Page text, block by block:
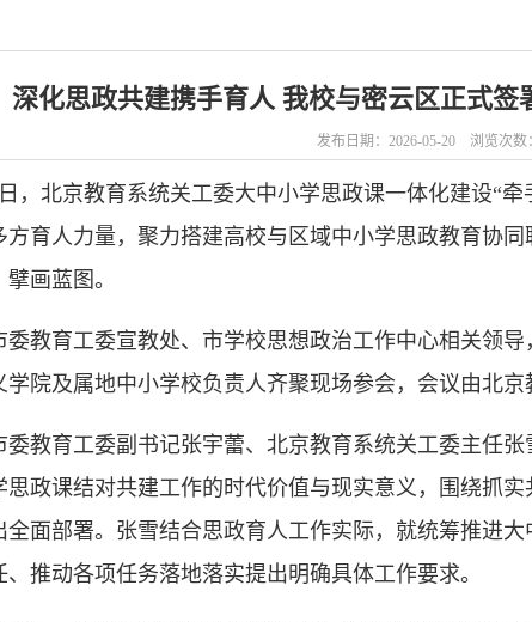
深化思政共建携手育人 我校与密云区正式签
发布日期：2026-05-20 浏览次数：
，北京教育系统关工委大中小学思政课一体化建设“
方育人力量，聚力搭建高校与区域中小学思政教育协
画蓝图。
委教育工委宣教处、市学校思想政治工作中心相关领
学院及属地中小学校负责人齐聚现场参会，会议由北京
委教育工委副书记张宇蕾、北京教育系统关工委主任
思政课结对共建工作的时代价值与现实意义，围绕抓
全面部署。张雪结合思政育人工作实际，就统筹推进
、推动各项任务落地落实提出明确具体工作要求。